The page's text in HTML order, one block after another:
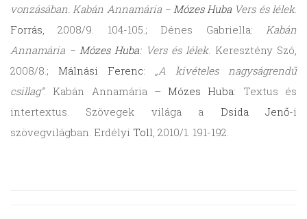
vonzásában. Kabán Annamária − Mózes HubaVers és lélek.
Forrás, 2008/9. 104-105.; Dénes Gabriella: Kabán
Annamária − Mózes Huba: Vers és lélek. Keresztény Szó,
2008/8.; Málnási Ferenc: „A kivételes nagyságrendű
csillag”. Kabán Annamária – Mózes Huba: Textus és
intertextus. Szövegek világa a Dsida Jenő-i
szövegvilágban. Erdélyi Toll, 2010/1. 191-192.